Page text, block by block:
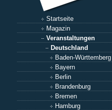
Startseite
Magazin
Veranstaltungen
Deutschland
Baden-Württemberg
Bayern
Berlin
Brandenburg
Bremen
Hamburg